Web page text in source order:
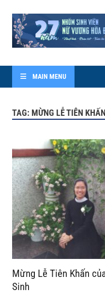
MAIN MENU
TAG: MỪNG LỄ TIÊN KHẤN
Mừng Lễ Tiên Khấn
Sinh